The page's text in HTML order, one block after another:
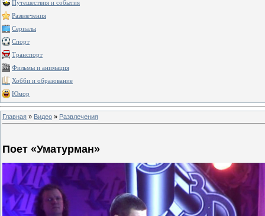
Путешествия и события
Развлечения
Сериалы
Спорт
Транспорт
Фильмы и анимация
Хобби и образование
Юмор
Главная » Видео » Развлечения
Поет «Уматурман»